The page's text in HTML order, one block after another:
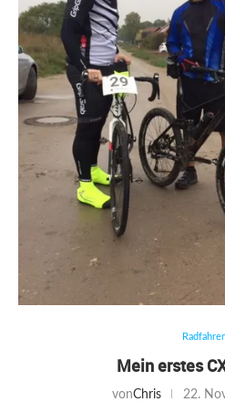
Mein erstes
vonChris 22.